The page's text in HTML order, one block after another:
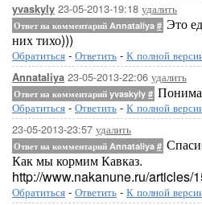
yvaskyly 23-05-2013-19:18 удалить
Ответ на комментарий Annataliya # Это
них тихо)))
Обратиться - Ответить - К полной
Annataliya 23-05-2013-22:06 удалить
Ответ на комментарий yvaskyly #
Обратиться - Ответить - К полной
23-05-2013-23:57 удалить
Ответ на комментарий Annataliya #
Как мы кормим Кавказ.
http://www.nakanune.ru/articles/
Обратиться - Ответить - К полной